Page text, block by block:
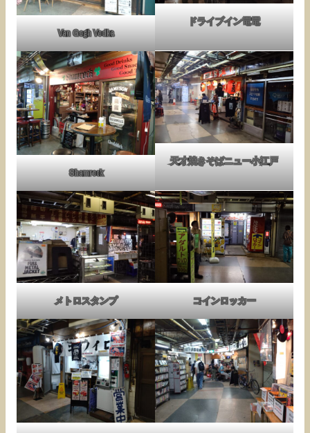
Van Gogh Vodka
ドライブイン電電
Shamrock
天才焼きそばニュー小江戸
メトロスタンプ コインロッカー